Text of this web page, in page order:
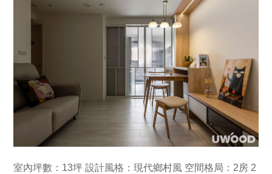
室內坪數：13坪 設計風格：現代鄉村風 空間格局：2房 2